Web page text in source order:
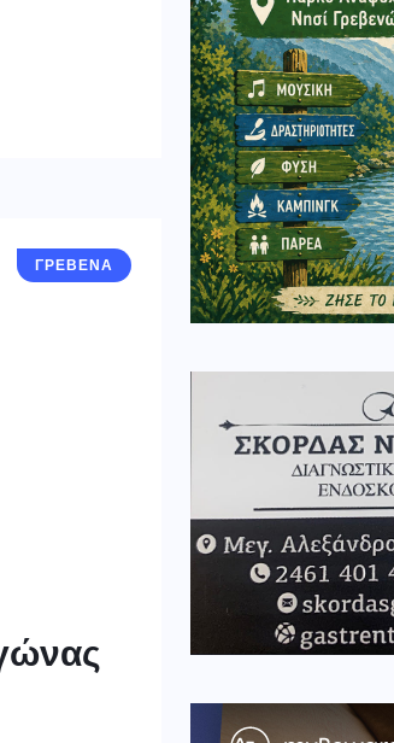
ΓΡΕΒΕΝΑ